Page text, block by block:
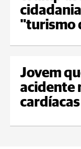
"turismo
Jovem
acidente